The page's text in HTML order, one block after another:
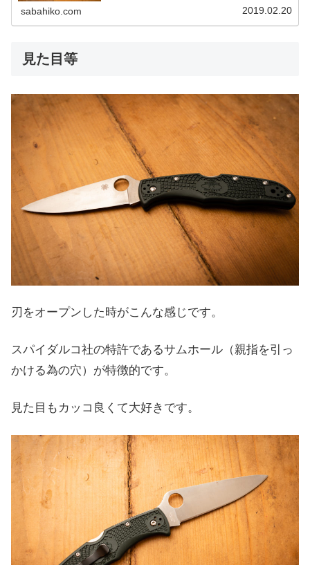
sabahiko.com 2019.02.20
見た目等
刃をオープンした時がこんな感じです。
スパイダルコ社の特許であるサムホール（親指を引っ
かける為の穴）が特徴的です。
見た目もカッコ良くて大好きです。